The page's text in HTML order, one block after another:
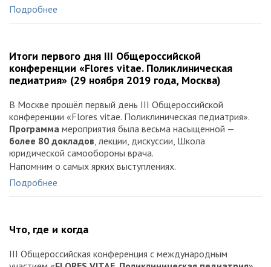
Подробнее
Итоги первого дня III Общероссийской
конференции «Flores vitae. Поликлиническая
педиатрия» (29 ноября 2019 года, Москва)
В Москве прошёл первый день III Общероссийской
конференции «Flores vitae. Поликлиническая педиатрия».
Программа мероприятия была весьма насыщенной —
более 80 докладов, лекции, дискуссии, Школа
юридической самообороны врача.
Напомним о самых ярких выступлениях.
Подробнее
Что, где и когда
III Общероссийская конференция с международным